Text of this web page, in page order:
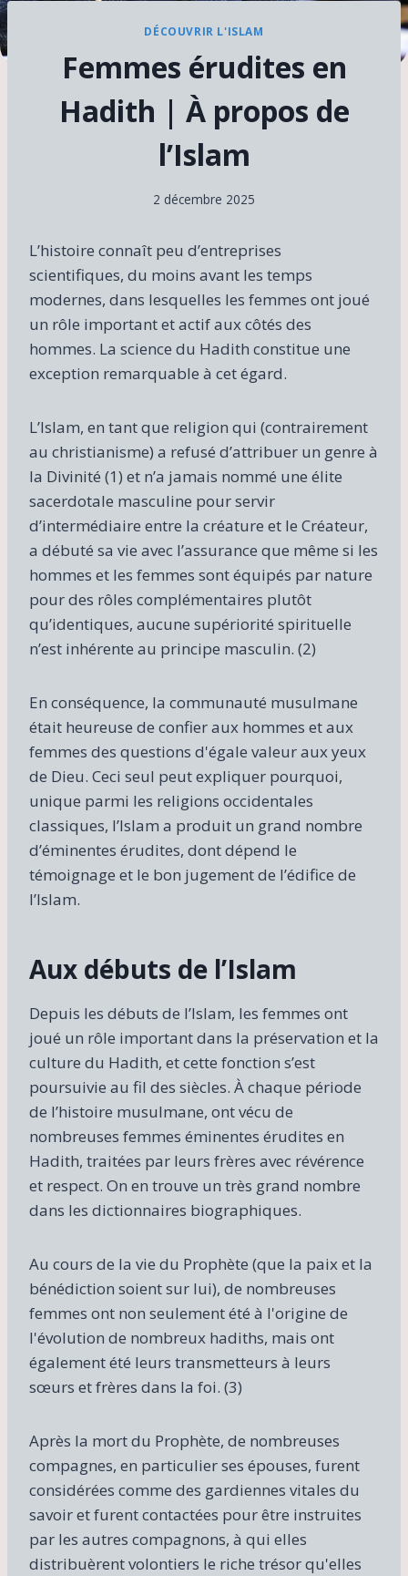
DÉCOUVRIR L'ISLAM
Femmes érudites en
Hadith | À propos de
l’Islam
2 décembre 2025
L’histoire connaît peu d’entreprises
scientifiques, du moins avant les temps
modernes, dans lesquelles les femmes ont joué
un rôle important et actif aux côtés des
hommes. La science du Hadith constitue une
exception remarquable à cet égard.
L’Islam, en tant que religion qui (contrairement
au christianisme) a refusé d’attribuer un genre à
la Divinité (1) et n’a jamais nommé une élite
sacerdotale masculine pour servir
d’intermédiaire entre la créature et le Créateur,
a débuté sa vie avec l’assurance que même si les
hommes et les femmes sont équipés par nature
pour des rôles complémentaires plutôt
qu’identiques, aucune supériorité spirituelle
n’est inhérente au principe masculin. (2)
En conséquence, la communauté musulmane
était heureuse de confier aux hommes et aux
femmes des questions d'égale valeur aux yeux
de Dieu. Ceci seul peut expliquer pourquoi,
unique parmi les religions occidentales
classiques, l’Islam a produit un grand nombre
d’éminentes érudites, dont dépend le
témoignage et le bon jugement de l’édifice de
l’Islam.
Aux débuts de l’Islam
Depuis les débuts de l’Islam, les femmes ont
joué un rôle important dans la préservation et la
culture du Hadith, et cette fonction s’est
poursuivie au fil des siècles. À chaque période
de l’histoire musulmane, ont vécu de
nombreuses femmes éminentes érudites en
Hadith, traitées par leurs frères avec révérence
et respect. On en trouve un très grand nombre
dans les dictionnaires biographiques.
Au cours de la vie du Prophète (que la paix et la
bénédiction soient sur lui), de nombreuses
femmes ont non seulement été à l'origine de
l'évolution de nombreux hadiths, mais ont
également été leurs transmetteurs à leurs
sœurs et frères dans la foi. (3)
Après la mort du Prophète, de nombreuses
compagnes, en particulier ses épouses, furent
considérées comme des gardiennes vitales du
savoir et furent contactées pour être instruites
par les autres compagnons, à qui elles
distribuèrent volontiers le riche trésor qu'elles